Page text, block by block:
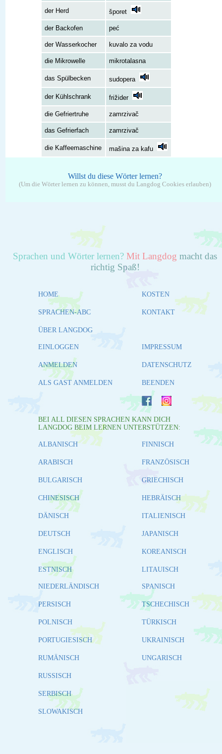
der Herd šporet
der Backofen peć
der Wasserkocher kuvalo za vodu
die Mikrowelle mikrotalasna
das Spülbecken sudopera
der Kühlschrank frižider
die Gefriertruhe zamrzivač
das Gefrierfach zamrzivač
die Kaffeemaschine mašina za kafu
Willst du diese Wörter lernen?
(Um die Wörter lernen zu können, musst du Langdog Cookies erlauben)
Sprachen und Wörter lernen? Mit Langdog macht das
richtig Spaß!
HOME
SPRACHEN-ABC
ÜBER LANGDOG
KOSTEN
KONTAKT
EINLOGGEN
ANMELDEN
ALS GAST ANMELDEN
IMPRESSUM
DATENSCHUTZ
BEENDEN
BEI ALL DIESEN SPRACHEN KANN DICH
LANGDOG BEIM LERNEN UNTERSTÜTZEN:
ALBANISCH
ARABISCH
BULGARISCH
CHINESISCH
DÄNISCH
DEUTSCH
ENGLISCH
ESTNISCH
FINNISCH
FRANZÖSISCH
GRIECHISCH
HEBRÄISCH
ITALIENISCH
JAPANISCH
KOREANISCH
LITAUISCH
NIEDERLÄNDISCH
PERSISCH
POLNISCH
PORTUGIESISCH
RUMÄNISCH
RUSSISCH
SERBISCH
SLOWAKISCH
SPANISCH
TSCHECHISCH
TÜRKISCH
UKRAINISCH
UNGARISCH